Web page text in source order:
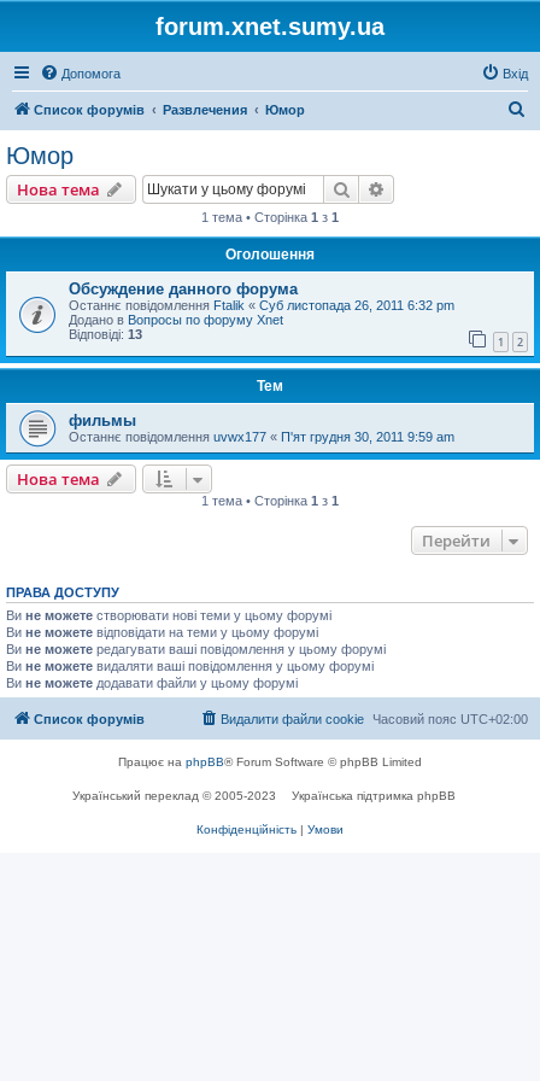
forum.xnet.sumy.ua
Допомога Вхід
Список форумів Развлечения Юмор
Юмор
Нова тема Пошук
1 тема • Сторінка 1 з 1
Оголошення
Обсуждение данного форума
Останнє повідомлення Ftalik « Суб листопада 26, 2011 6:32 pm
Додано в Вопросы по форуму Xnet
Відповіді: 13 1 2
Тем
фильмы
Останнє повідомлення uvwx177 « П'ят грудня 30, 2011 9:59 am
Нова тема
1 тема • Сторінка 1 з 1
Перейти
ПРАВА ДОСТУПУ
Ви не можете створювати нові теми у цьому форумі
Ви не можете відповідати на теми у цьому форумі
Ви не можете редагувати ваші повідомлення у цьому форумі
Ви не можете видаляти ваші повідомлення у цьому форумі
Ви не можете додавати файли у цьому форумі
Список форумів Часовий пояс UTC+02:00
Видалити файли cookie
Працює на phpBB® Forum Software © phpBB Limited
Український переклад © 2005-2023 Українська підтримка phpBB
Конфіденційність | Умови